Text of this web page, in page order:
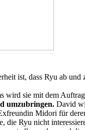
ist, dass Ryu ab und
wird sie mit dem
umzubringen. David
Midori für
die Ryu nicht